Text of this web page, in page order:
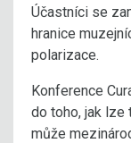
Účastníci se
hranice
polarizace.
Konference
do toho, jak lze
může